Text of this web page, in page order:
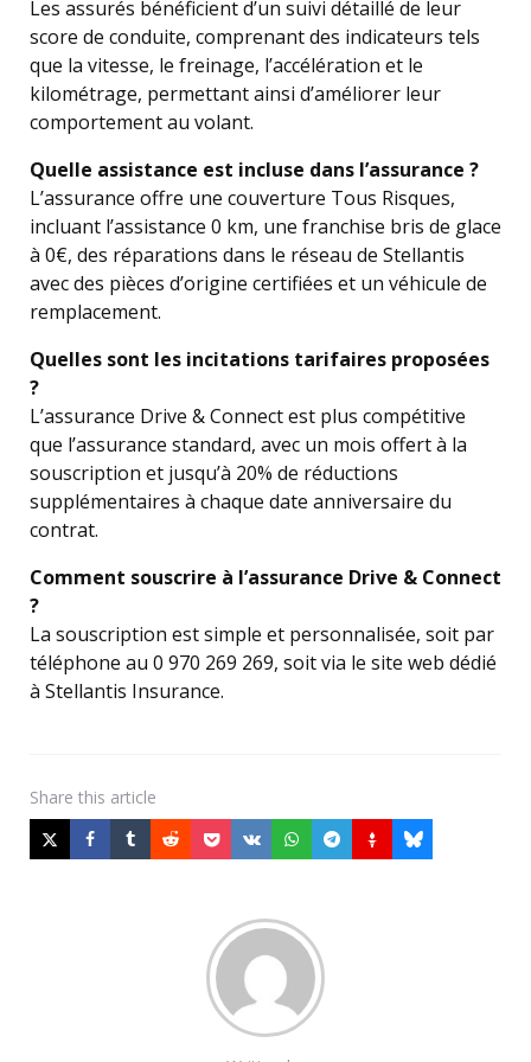
Les assurés bénéficient d’un suivi détaillé de leur
score de conduite, comprenant des indicateurs tels
que la vitesse, le freinage, l’accélération et le
kilométrage, permettant ainsi d’améliorer leur
comportement au volant.
Quelle assistance est incluse dans l’assurance ?
L’assurance offre une couverture Tous Risques,
incluant l’assistance 0 km, une franchise bris de glace
à 0€, des réparations dans le réseau de Stellantis
avec des pièces d’origine certifiées et un véhicule de
remplacement.
Quelles sont les incitations tarifaires proposées
?
L’assurance Drive & Connect est plus compétitive
que l’assurance standard, avec un mois offert à la
souscription et jusqu’à 20% de réductions
supplémentaires à chaque date anniversaire du
contrat.
Comment souscrire à l’assurance Drive & Connect
?
La souscription est simple et personnalisée, soit par
téléphone au 0 970 269 269, soit via le site web dédié
à Stellantis Insurance.
Share this article